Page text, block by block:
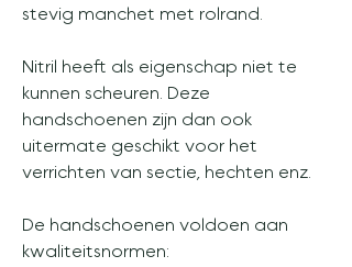
stevig manchet met rolrand.
Nitril heeft als eigenschap niet te
kunnen scheuren. Deze
handschoenen zijn dan ook
uitermate geschikt voor het
verrichten van sectie, hechten enz.
De handschoenen voldoen aan
kwaliteitsnormen: